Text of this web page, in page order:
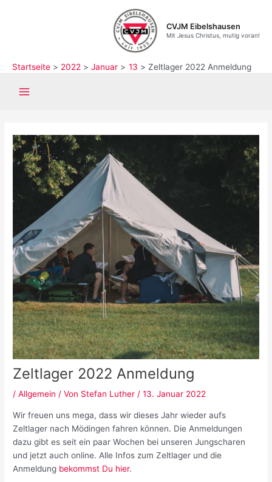
CVJM Eibelshausen
Mit Jesus Christus, mutig voran!
Startseite 2022 Januar 13 Zeltlager 2022 Anmeldung
Zeltlager 2022 Anmeldung
/Allgemein / Von Stefan Luther /13. Januar 2022
Wir freuen uns mega, dass wir dieses Jahr wieder aufs
Zeltlager nach Mödingen fahren können. Die Anmeldungen
dazu gibt es seit ein paar Wochen bei unseren Jungscharen
und jetzt auch online. Alle Infos zum Zeltlager und die
Anmeldung bekommst Du hier.